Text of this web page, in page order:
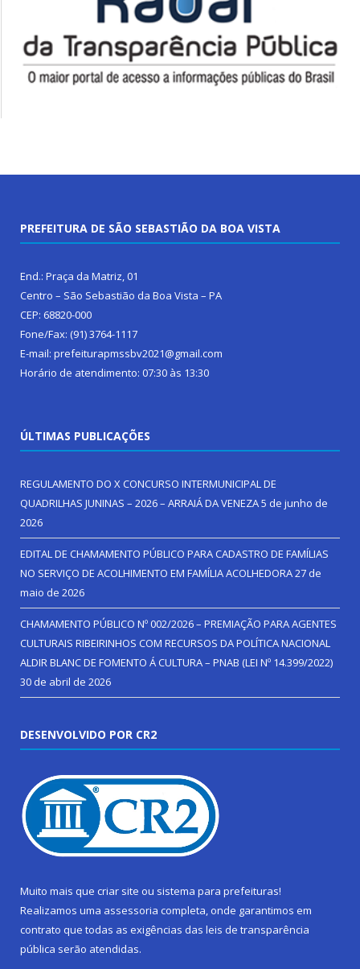
PREFEITURA DE SÃO SEBASTIÃO DA BOA VISTA
End.: Praça da Matriz, 01
Centro – São Sebastião da Boa Vista – PA
CEP: 68820-000
Fone/Fax: (91) 3764-1117
E-mail: prefeiturapmssbv2021@gmail.com
Horário de atendimento: 07:30 às 13:30
ÚLTIMAS PUBLICAÇÕES
REGULAMENTO DO X CONCURSO INTERMUNICIPAL DE
QUADRILHAS JUNINAS – 2026 – ARRAIÁ DA VENEZA5 de junho de
2026
EDITAL DE CHAMAMENTO PÚBLICO PARA CADASTRO DE FAMÍLIAS
NO SERVIÇO DE ACOLHIMENTO EM FAMÍLIA ACOLHEDORA27 de
maio de 2026
CHAMAMENTO PÚBLICO Nº 002/2026 – PREMIAÇÃO PARA AGENTES
CULTURAIS RIBEIRINHOS COM RECURSOS DA POLÍTICA NACIONAL
ALDIR BLANC DE FOMENTO Á CULTURA – PNAB (LEI Nº 14.399/2022)
30 de abril de 2026
DESENVOLVIDO POR CR2
Muito mais que criar site ou sistema para prefeituras!
Realizamos uma assessoria completa, onde garantimos em
contrato que todas as exigências das leis de transparência
pública serão atendidas.